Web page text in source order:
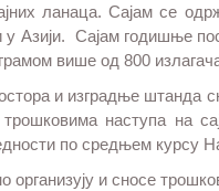
ланаца. Сајам се
у Азији. Сајам годишње
више од 800
и изградње штанда
наступа на
по средњем курсу
организују и сносе